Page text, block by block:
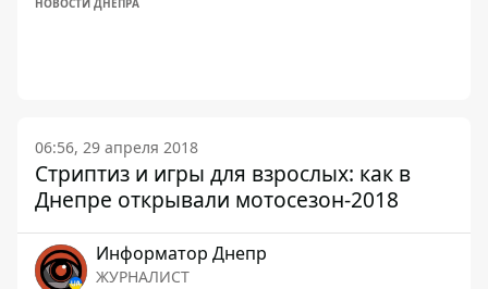
НОВОСТИ ДНЕПРА
06:56, 29 апреля 2018
Стриптиз и игры для взрослых: как в
Днепре открывали мотосезон-2018
Информатор Днепр
ЖУРНАЛИСТ